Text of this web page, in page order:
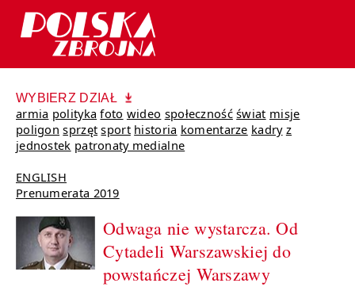
WYBIERZ DZIAŁ
armia polityka foto wideo społeczność świat misje
poligon sprzęt sport historia komentarze kadry z
jednostek patronaty medialne
ENGLISH
Prenumerata 2019
Odwaga nie wystarcza. Od
Cytadeli Warszawskiej do
powstańczej Warszawy